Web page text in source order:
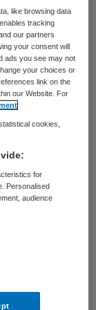
2009
zijn bij
aan
van
start zij
like browsing data
tracking
our partners
your consent will
ads you see may not
your choices or
link on the
our Website. For
cookies,
for
Personalised
audience